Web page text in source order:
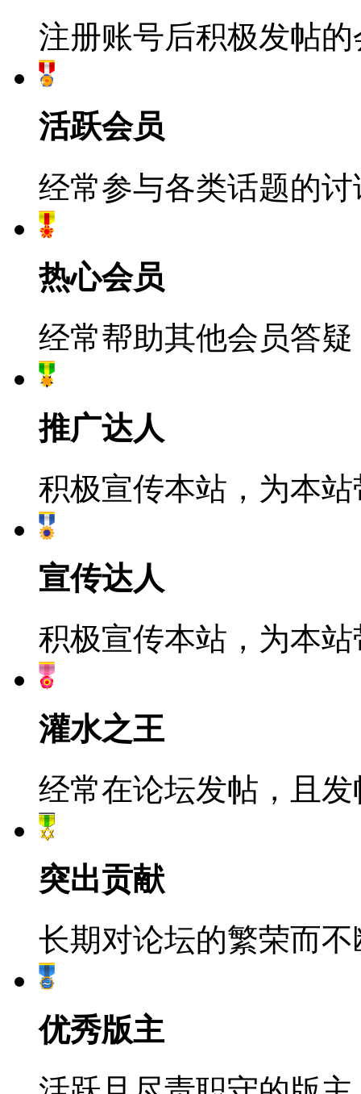
注册账号后积极发帖的
活跃会员
经常参与各类话题的
热心会员
经常帮助其他会员答疑
推广达人
积极宣传本站，为本
宣传达人
积极宣传本站，为本
灌水之王
经常在论坛发帖，且
突出贡献
长期对论坛的繁荣而
优秀版主